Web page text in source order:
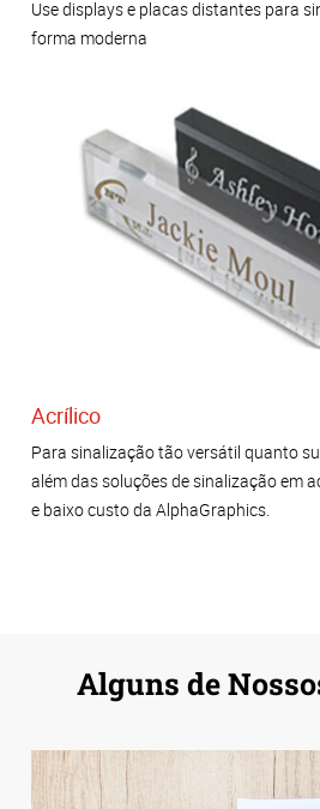
Use displays e placas distantes para
forma moderna
Acrílico
Para sinalização tão versátil quanto
além das soluções de sinalização em
e baixo custo da AlphaGraphics.
Alguns de